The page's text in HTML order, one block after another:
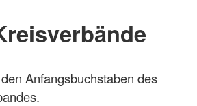
Anfangsbuchstaben des